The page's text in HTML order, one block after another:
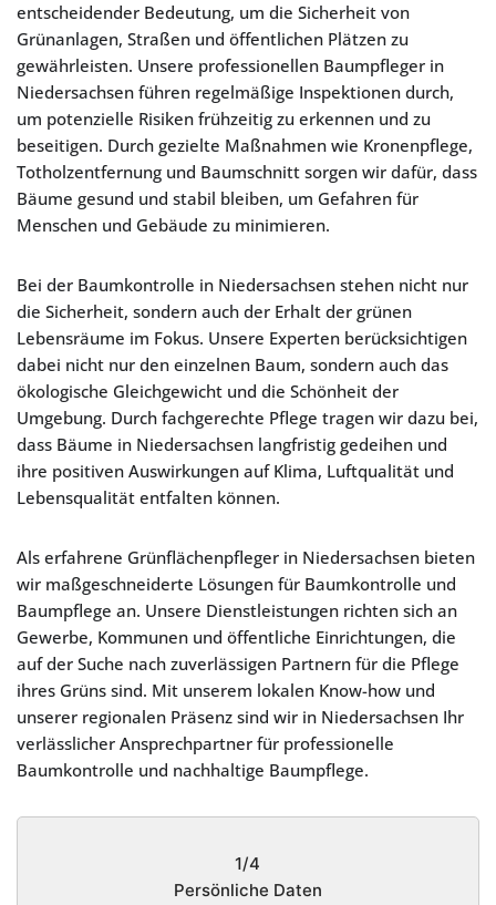
entscheidender Bedeutung, um die Sicherheit von
Grünanlagen, Straßen und öffentlichen Plätzen zu
gewährleisten. Unsere professionellen Baumpfleger in
Niedersachsen führen regelmäßige Inspektionen durch,
um potenzielle Risiken frühzeitig zu erkennen und zu
beseitigen. Durch gezielte Maßnahmen wie Kronenpflege,
Totholzentfernung und Baumschnitt sorgen wir dafür, dass
Bäume gesund und stabil bleiben, um Gefahren für
Menschen und Gebäude zu minimieren.
Bei der Baumkontrolle in Niedersachsen stehen nicht nur
die Sicherheit, sondern auch der Erhalt der grünen
Lebensräume im Fokus. Unsere Experten berücksichtigen
dabei nicht nur den einzelnen Baum, sondern auch das
ökologische Gleichgewicht und die Schönheit der
Umgebung. Durch fachgerechte Pflege tragen wir dazu bei,
dass Bäume in Niedersachsen langfristig gedeihen und
ihre positiven Auswirkungen auf Klima, Luftqualität und
Lebensqualität entfalten können.
Als erfahrene Grünflächenpfleger in Niedersachsen bieten
wir maßgeschneiderte Lösungen für Baumkontrolle und
Baumpflege an. Unsere Dienstleistungen richten sich an
Gewerbe, Kommunen und öffentliche Einrichtungen, die
auf der Suche nach zuverlässigen Partnern für die Pflege
ihres Grüns sind. Mit unserem lokalen Know-how und
unserer regionalen Präsenz sind wir in Niedersachsen Ihr
verlässlicher Ansprechpartner für professionelle
Baumkontrolle und nachhaltige Baumpflege.
1/4
Persönliche Daten